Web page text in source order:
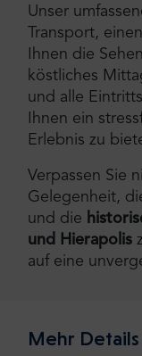
Unser
Transport,
Ihnen die
köstliches
und alle
Ihnen ein
Erlebnis zu
Verpassen Sie
Gelegenheit,
und die
und Hierapolis
auf eine
Mehr